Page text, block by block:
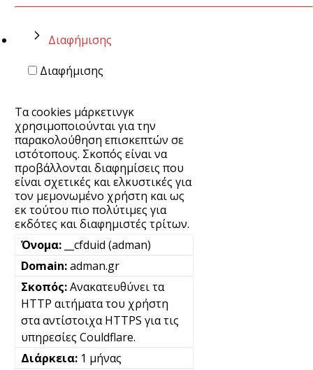
Διαφήμισης
Διαφήμισης
Τα cookies μάρκετινγκ
χρησιμοποιούνται για την
παρακολούθηση επισκεπτών σε
ιστότοπους. Σκοπός είναι να
προβάλλονται διαφημίσεις που
είναι σχετικές και ελκυστικές για
τον μεμονωμένο χρήστη και ως
εκ τούτου πιο πολύτιμες για
εκδότες και διαφημιστές τρίτων.
__cfduid (adman)
adman.gr
Ανακατευθύνει τα
HTTP αιτήματα του χρήστη
στα αντίστοιχα HTTPS για τις
υπηρεσίες Couldflare.
1 μήνας